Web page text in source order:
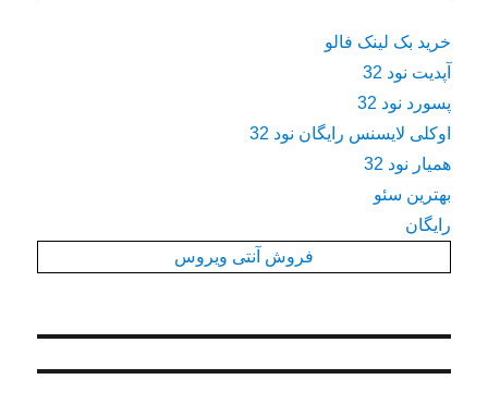
خرید بک لینک فالو
آپدیت نود 32
پسورد نود 32
اوکلی لایسنس رایگان نود 32
همیار نود 32
بهترین سئو
رایگان
فروش آنتی ویروس